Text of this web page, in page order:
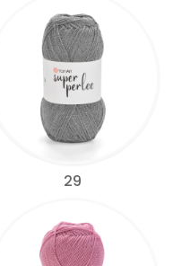
29